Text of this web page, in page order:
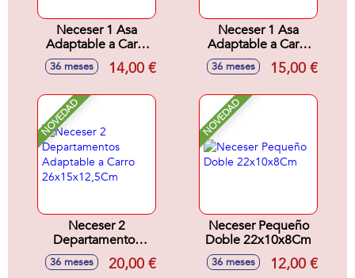
Neceser 1 Asa
Adaptable a Carro
26x15x12Cm
36 meses 14,00 €
Neceser 1 Asa
Adaptable a Carro
26x15x12Cm
36 meses 15,00 €
NOVEDAD
Neceser 2
Departamentos
Adaptable a Carro
26x15x12,5Cm
36 meses 20,00 €
NOVEDAD
Neceser Pequeño
Doble 22x10x8Cm
36 meses 12,00 €